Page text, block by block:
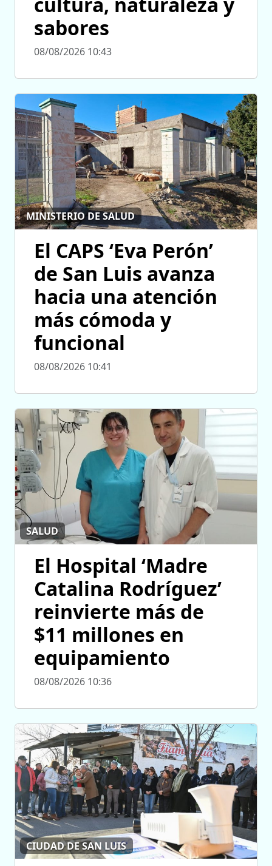
sabores
08/08/2026 10:43
MINISTERIO DE SALUD
El CAPS ‘Eva Perón’
de San Luis avanza
hacia una atención
más cómoda y
funcional
08/08/2026 10:41
SALUD
El Hospital ‘Madre
Catalina Rodríguez’
reinvierte más de
$11 millones en
equipamiento
08/08/2026 10:36
CIUDAD DE SAN LUIS